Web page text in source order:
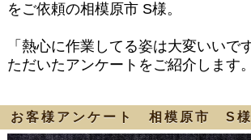
をご依頼の相模原市 S様。
「熱心に作業してる姿は大変いいで
ただいたアンケートをご紹介します。
お客様アンケート 相模原市 S様